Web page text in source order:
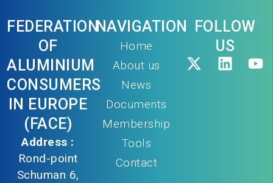
FEDERATION
OF
ALUMINIUM
CONSUMERS
IN EUROPE
(FACE)
Address :
Rond-point
Schuman 6,
NAVIGATION
Home
About us
News
Documents
Membership
Tools
Contact
FOLLOW
US